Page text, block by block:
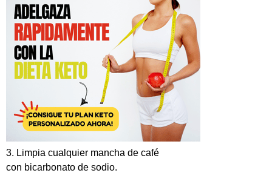
3. Limpia cualquier mancha de café
con bicarbonato de sodio.